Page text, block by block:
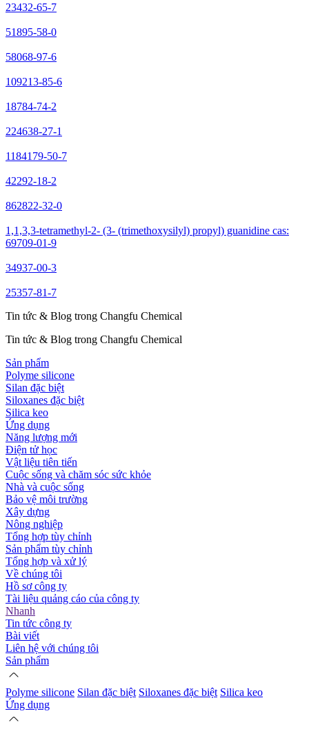
23432-65-7
51895-58-0
58068-97-6
109213-85-6
18784-74-2
224638-27-1
1184179-50-7
42292-18-2
862822-32-0
1,1,3,3-tetramethyl-2- (3- (trimethoxysilyl) propyl) guanidine cas:
69709-01-9
34937-00-3
25357-81-7
Tin tức & Blog trong Changfu Chemical
Tin tức & Blog trong Changfu Chemical
Sản phẩm
Polyme silicone
Silan đặc biệt
Siloxanes đặc biệt
Silica keo
Ứng dụng
Năng lượng mới
Điện tử học
Vật liệu tiên tiến
Cuộc sống và chăm sóc sức khỏe
Nhà và cuộc sống
Bảo vệ môi trường
Xây dựng
Nông nghiệp
Tổng hợp tùy chỉnh
Sản phẩm tùy chỉnh
Tổng hợp và xử lý
Về chúng tôi
Hồ sơ công ty
Tài liệu quảng cáo của công ty
Nhanh
Tin tức công ty
Bài viết
Liên hệ với chúng tôi
Sản phẩm
Polyme silicone Silan đặc biệt Siloxanes đặc biệt Silica keo
Ứng dụng